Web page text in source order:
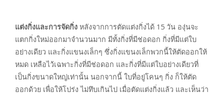
แต่งกิ่งและการจัดกิ่ง หลังจากการตัดแต่งกิ่งได้ 15 วัน องุ่นจะ
แตกกิ่งใหม่ออกมาจำนวนมาก มีทั้งกิ่งที่มีช่อดอก กิ่งที่มีแต่ใบ
อย่างเดียว และกิ่งแขนงเล็กๆ ซึ่งกิ่งแขนงเล็กพวกนี้ให้ตัดออกให้
หมด เหลือไว้เฉพาะกิ่งที่มีช่อดอก และกิ่งที่มีแต่ใบอย่างเดียวที่
เป็นกิ่งขนาดใหญ่เท่านั้น นอกจากนี้ ใบที่อยู่โคนๆ กิ่ง ก็ให้ตัด
ออกด้วย เพื่อให้โปร่ง ไม่ทึบเกินไป เมื่อตัดแต่งกิ่งแล้ว และเห็นว่า